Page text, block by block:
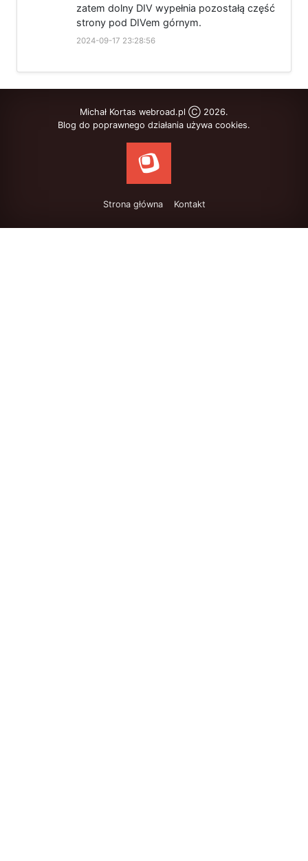
zatem dolny DIV wypełnia pozostałą część
strony pod DIVem górnym.
2024-09-17 23:28:56
Michał Kortas webroad.pl Ⓒ 2026.
Blog do poprawnego działania używa cookies.
Strona główna Kontakt